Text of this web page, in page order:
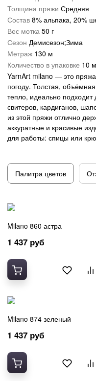
Троицкая
Букле
Для новорожденных
Меланжевая
ОбЬемная
С петельками
Толстая
Тонкая
Фантазийная
Для вязания руками
Полушерсть
Кашемир
Лен
Меринос
Металлик
Микрофибра
Мохеровая
Полиамид
С люрексом
Хлопок
Хлопок 100%
Шерсть
Толщина пряжи Средняя
Состав 8% альпака, 20%
Вес мотка 50 г
Сезон Демисезон;Зима
Метраж 130 м
Количество в упаковке 10
YarnArt milano — это
погоду. Толстая,
тепло, идеально подходит
свитеров, кардиганов,
из этой пряжи отлично
аккуратные и красивые
для работы: спицы или
Палитра цветов
Milano 860 астра
1 437 руб
Milano 874 зеленый
1 437 руб